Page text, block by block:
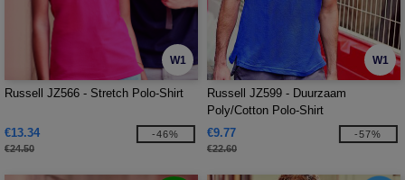
W1
Russell JZ566 - Stretch Polo-Shirt
€13.34
€24.50
-46%
W1
Russell JZ599 - Duurzaam
Poly/Cotton Polo-Shirt
€9.77
€22.60
-57%